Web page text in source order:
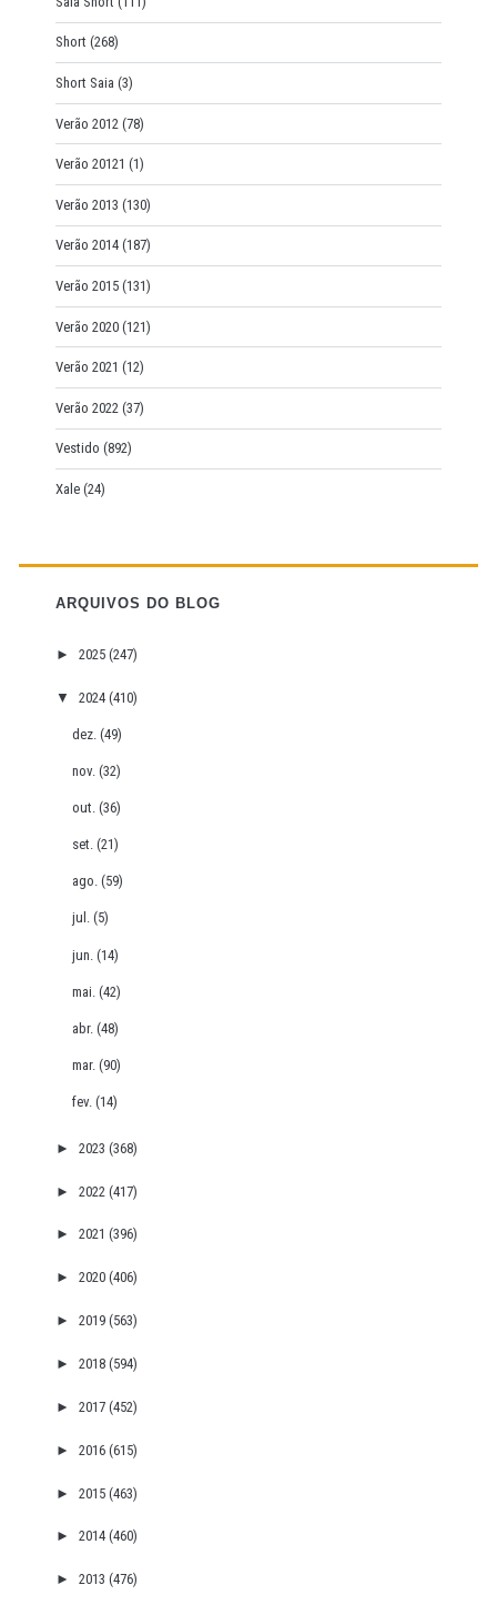
Short (268)
Short Saia (3)
Verão 2012 (78)
Verão 20121 (1)
Verão 2013 (130)
Verão 2014 (187)
Verão 2015 (131)
Verão 2020 (121)
Verão 2021 (12)
Verão 2022 (37)
Vestido (892)
Xale (24)
ARQUIVOS DO BLOG
► 2025 (247)
▼ 2024 (410)
dez.(49)
nov.(32)
out.(36)
set.(21)
ago.(59)
jul.(5)
jun.(14)
mai.(42)
abr.(48)
mar.(90)
fev.(14)
► 2023 (368)
► 2022 (417)
► 2021 (396)
► 2020 (406)
► 2019 (563)
► 2018 (594)
► 2017 (452)
► 2016 (615)
► 2015 (463)
► 2014 (460)
► 2013 (476)